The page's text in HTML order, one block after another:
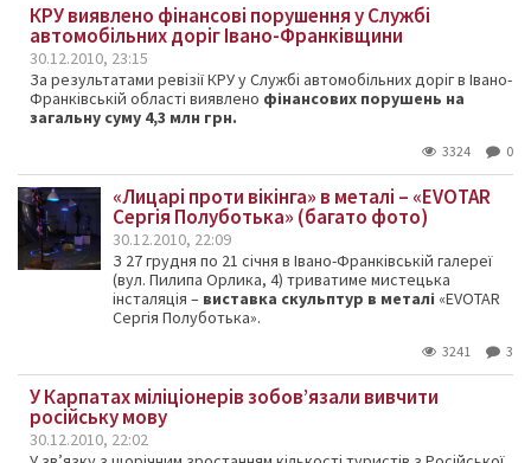
КРУ виявлено фінансові порушення у Службі
автомобільних доріг Івано-Франківщини
30.12.2010, 23:15
За результатами ревізії КРУ у Службі автомобільних доріг в Івано-
Франківській області виявлено фінансових порушень на
загальну суму 4,3 млн грн.
3324 0
«Лицарі проти вікінга» в металі – «EVOTAR
Сергія Полуботька» (багато фото)
30.12.2010, 22:09
З 27 грудня по 21 січня в Івано-Франківській галереї
(вул. Пилипа Орлика, 4) триватиме мистецька
інсталяція – виставка скульптур в металі «EVOTAR
Сергія Полуботька».
3241 3
У Карпатах міліціонерів зобов’язали вивчити
російську мову
30.12.2010, 22:02